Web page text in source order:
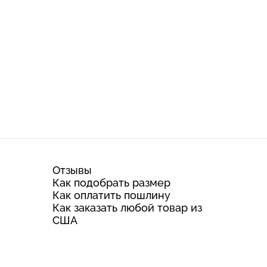
Отзывы
Как подобрать размер
Как оплатить пошлину
Как заказать любой товар из
США